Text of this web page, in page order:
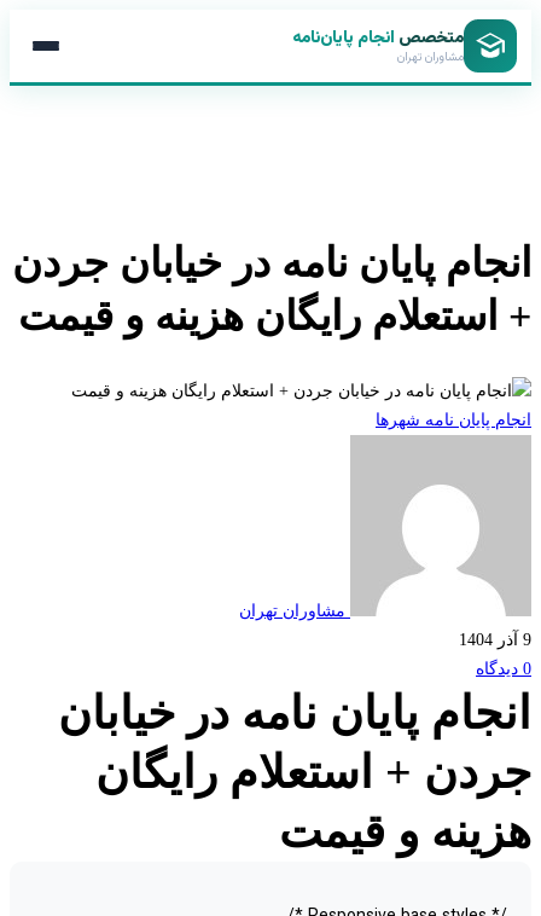
متخصصانجام پایان‌نامه
مشاوران تهران
پایان نامه در خیابان جردن
رایگان هزینه و قیمت
پایان نامه شهرها
مشاوران تهران
پایان نامه در خیابان
+ استعلام رایگان
و قیمت